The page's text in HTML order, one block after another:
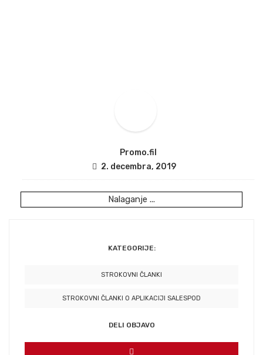
Promo.fil
2. decembra, 2019
Nalaganje ...
KATEGORIJE:
STROKOVNI ČLANKI
STROKOVNI ČLANKI O APLIKACIJI SALESPOD
DELI OBJAVO